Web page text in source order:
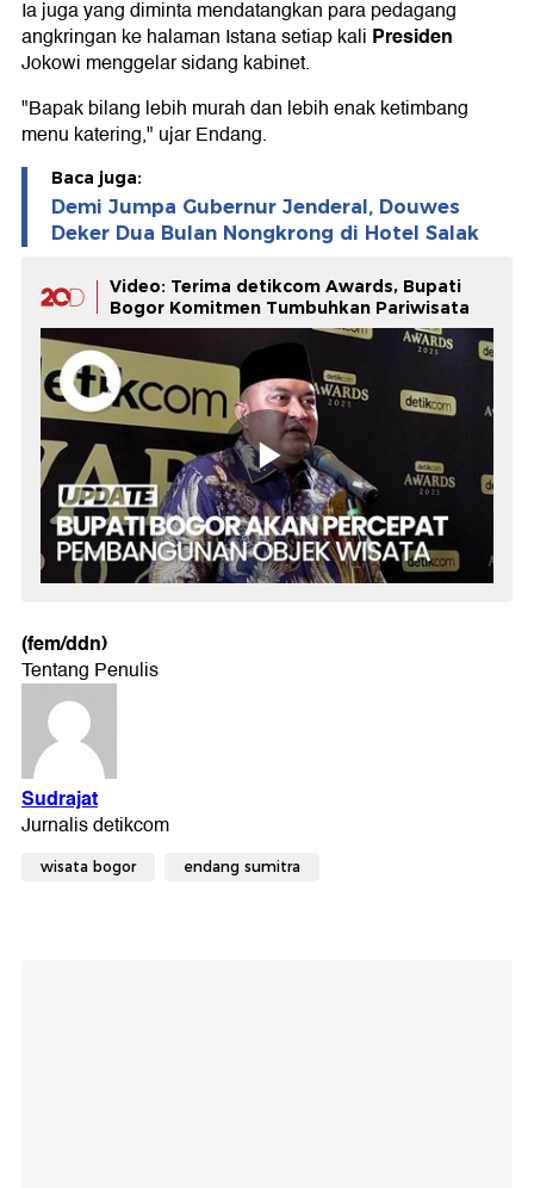
Ia juga yang diminta mendatangkan para pedagang
angkringan ke halaman Istana setiap kali Presiden
Jokowi menggelar sidang kabinet.
"Bapak bilang lebih murah dan lebih enak ketimbang
menu katering," ujar Endang.
Baca juga:
Demi Jumpa Gubernur Jenderal, Douwes
Deker Dua Bulan Nongkrong di Hotel Salak
Video: Terima detikcom Awards, Bupati
Bogor Komitmen Tumbuhkan Pariwisata
(fem/ddn)
wisata bogor endang sumitra